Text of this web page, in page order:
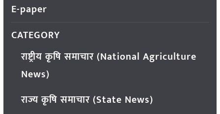
E-paper
CATEGORY
राष्ट्रीय कृषि समाचार (National Agriculture
News)
राज्य कृषि समाचार (State News)